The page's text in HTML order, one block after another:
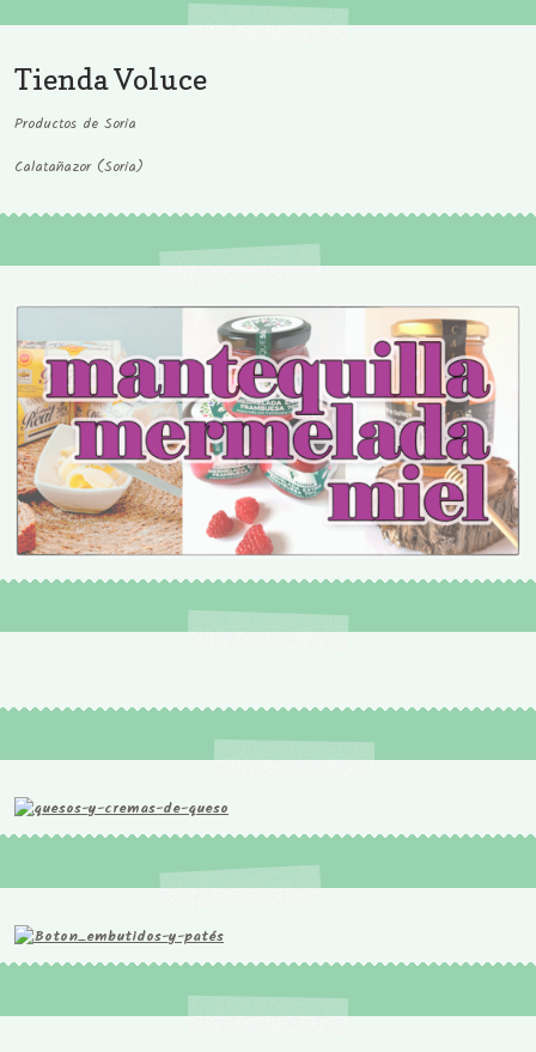
Tienda Voluce
Productos de Soria
Calatañazor (Soria)